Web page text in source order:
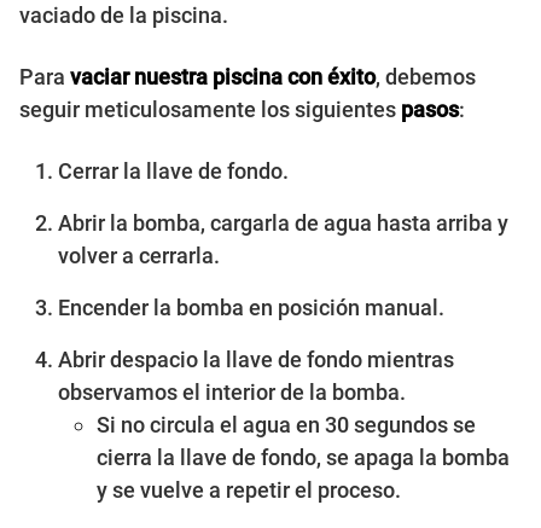
vaciado de la piscina.
Para vaciar nuestra piscina con éxito, debemos
seguir meticulosamente los siguientes pasos:
Cerrar la llave de fondo.
Abrir la bomba, cargarla de agua hasta arriba y
volver a cerrarla.
Encender la bomba en posición manual.
Abrir despacio la llave de fondo mientras
observamos el interior de la bomba.
Si no circula el agua en 30 segundos se
cierra la llave de fondo, se apaga la bomba
y se vuelve a repetir el proceso.